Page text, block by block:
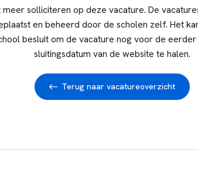
solliciteren op deze vacature. De
en beheerd door de scholen zelf. Het
besluit om de vacature nog voor de
sluitingsdatum van de website te halen.
Terug naar vacatureoverzicht